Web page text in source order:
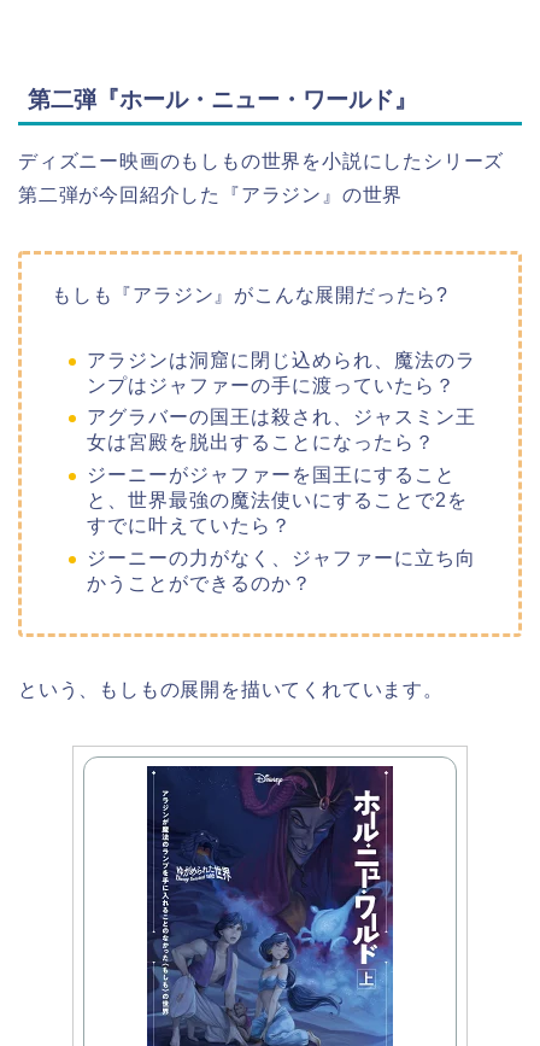
第二弾『ホール・ニュー・ワールド』
ディズニー映画のもしもの世界を小説にしたシリーズ
第二弾が今回紹介した『アラジン』の世界
もしも『アラジン』がこんな展開だったら?
アラジンは洞窟に閉じ込められ、魔法のラ
ンプはジャファーの手に渡っていたら？
アグラバーの国王は殺され、ジャスミン王
女は宮殿を脱出することになったら？
ジーニーがジャファーを国王にすること
と、世界最強の魔法使いにすることで2を
すでに叶えていたら？
ジーニーの力がなく、ジャファーに立ち向
かうことができるのか？
という、もしもの展開を描いてくれています。